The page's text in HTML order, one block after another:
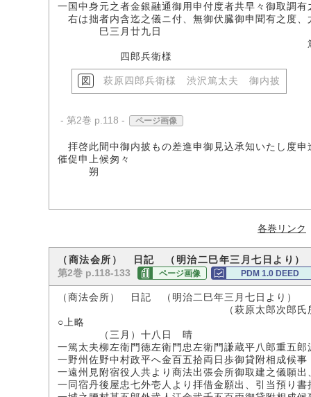
一国中身元之者金銀融通御用申付度者共早々御取調
右は拙者内含迄之儀ニ付、無御伏臓御申聞有之度、
巳三月廿九日
篤太
四郎兵衛様
萩原四郎兵衛様 渋沢篤太夫 御内披
- 第2巻 p.118 - ページ画像
拝啓此間中御内披もの差進申御見込承知いたし度
催促申上候匆々
朔
各巻リンク
（商法会所） 日記 （明治二巳年三月七日より）
第2巻 p.118-133
ページ画像 PDM 1.0 DEED
（商法会所） 日記 （明治二巳年三月七日より）
（萩原太郎次郎氏所
○上略
（三月）十八日 晴
一篤太夫柳左衛門徳左衛門忠左衛門謙蔵平八郎重五郎
一野州佐野中村政平へ金百五拾両日歩御貸附相成候事
一遠州見附宿役人共より商法出張会所御取建之儀願
一同宿丹後屋忠七外壱人より拝借金願出、引当預り